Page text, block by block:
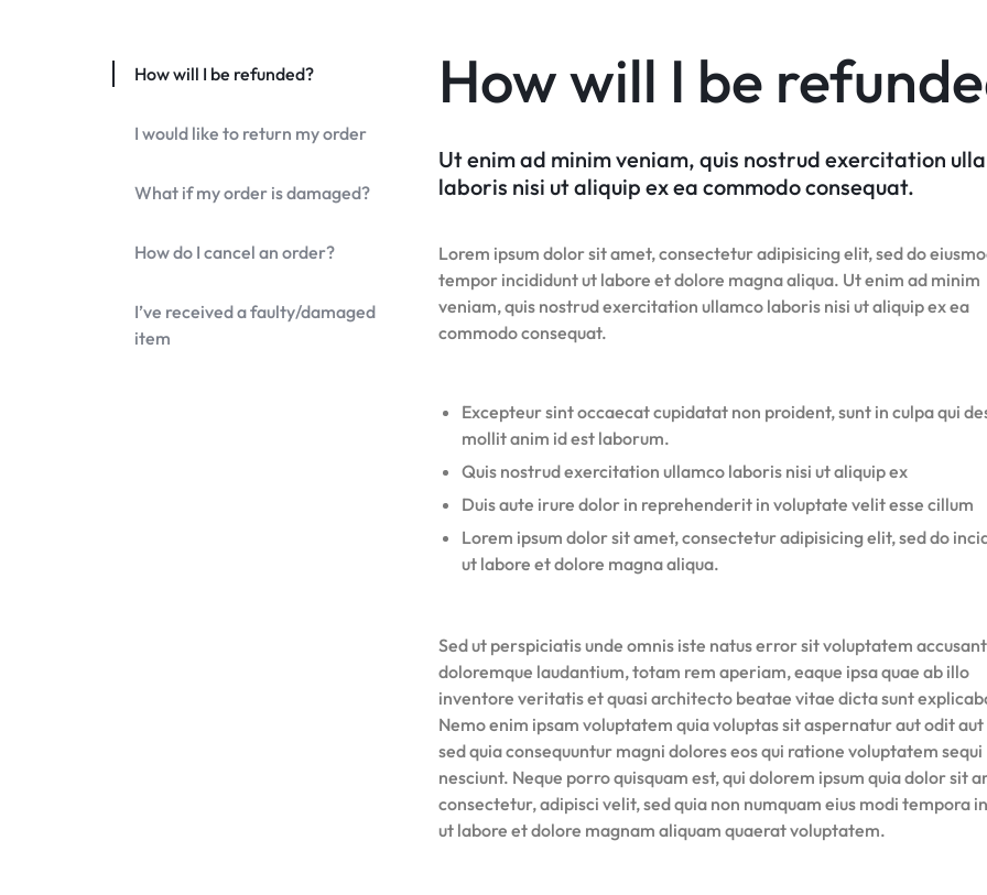
How will I be
Ut enim ad minim veniam, quis nostrud exercitation
laboris nisi ut aliquip ex ea commodo consequat.
Lorem ipsum dolor sit amet, consectetur adipisicing elit, sed do
tempor incididunt ut labore et dolore magna aliqua. Ut enim ad minim
veniam, quis nostrud exercitation ullamco laboris nisi ut aliquip ex ea
commodo consequat.
Excepteur sint occaecat cupidatat non proident, sunt in culpa qui
mollit anim id est laborum.
Quis nostrud exercitation ullamco laboris nisi ut aliquip ex
Duis aute irure dolor in reprehenderit in voluptate velit esse cillum
Lorem ipsum dolor sit amet, consectetur adipisicing elit, sed do
ut labore et dolore magna aliqua.
Sed ut perspiciatis unde omnis iste natus error sit voluptatem
doloremque laudantium, totam rem aperiam, eaque ipsa quae ab illo
inventore veritatis et quasi architecto beatae vitae dicta sunt
Nemo enim ipsam voluptatem quia voluptas sit aspernatur aut odit
sed quia consequuntur magni dolores eos qui ratione voluptatem sequi
nesciunt. Neque porro quisquam est, qui dolorem ipsum quia dolor sit
consectetur, adipisci velit, sed quia non numquam eius modi tempora
ut labore et dolore magnam aliquam quaerat voluptatem.
How will I be refunded?
I would like to return my order
What if my order is damaged?
How do I cancel an order?
I’ve received a faulty/damaged
item